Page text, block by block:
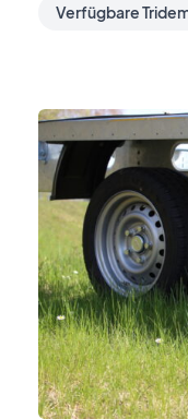
Verfügbare